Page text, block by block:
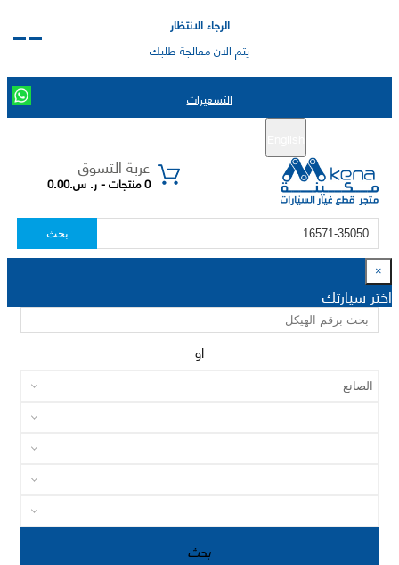
الرجاء الانتظار
يتم الان معالجة طلبك
التسعيرات
عربة التسوق
0 منتجات - ر. س.0.00
بحث
×
اختر سيارتك
او
بحث